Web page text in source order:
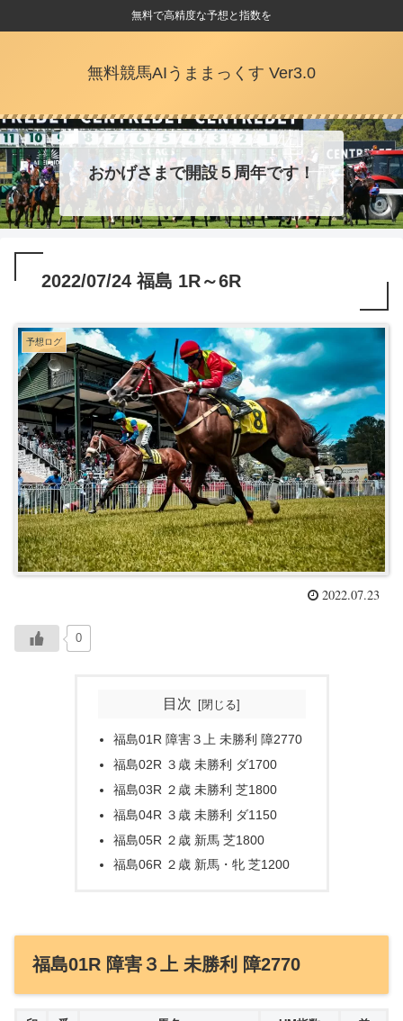
無料で高精度な予想と指数を
無料競馬AIうままっくす Ver3.0
おかげさまで開設５周年です！
2022/07/24 福島 1R～6R
予想ログ
2022.07.23
0
目次
福島01R 障害３上 未勝利 障2770
福島02R ３歳 未勝利 ダ1700
福島03R ２歳 未勝利 芝1800
福島04R ３歳 未勝利 ダ1150
福島05R ２歳 新馬 芝1800
福島06R ２歳 新馬・牝 芝1200
福島01R 障害３上 未勝利 障2770